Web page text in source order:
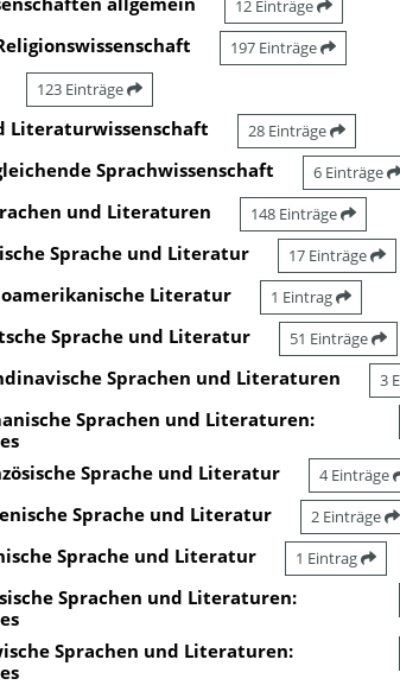
12 Einträge
197 Einträge
123 Einträge
Literaturwissenschaft 28 Einträge
Sprachwissenschaft 6 Einträge
und Literaturen 148 Einträge
Sprache und Literatur 17 Einträge
Literatur 1 Eintrag
Sprache und Literatur 51 Einträge
Sprachen und Literaturen 3
Sprachen und Literaturen:
Sprache und Literatur 4 Einträge
Sprache und Literatur 2 Einträge
Sprache und Literatur 1 Eintrag
Sprachen und Literaturen:
Sprachen und Literaturen: